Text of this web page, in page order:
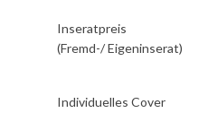
Inseratpreis
(Fremd-/ Eigeninserat)
Individuelles Cover